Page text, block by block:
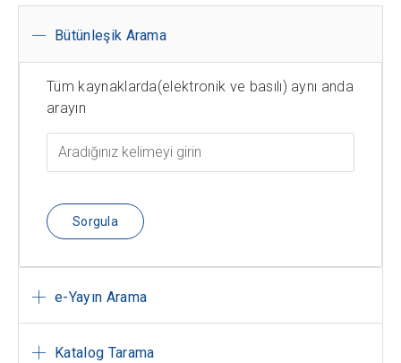
Bütünleşik Arama
Tüm kaynaklarda(elektronik ve basılı) aynı anda
arayın
Sorgula
e-Yayın Arama
Katalog Tarama